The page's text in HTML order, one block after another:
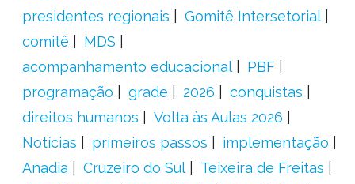
presidentes regionais
Gomitê Intersetorial
comitê
MDS
acompanhamento educacional
PBF
programação
grade 2026
conquistas
direitos humanos
Volta às Aulas 2026
Notícias
primeiros passos
implementação
Anadia
Cruzeiro do Sul
Teixeira de Freitas